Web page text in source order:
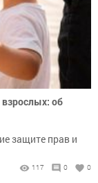
взрослых: об
защите прав и
117 0 0